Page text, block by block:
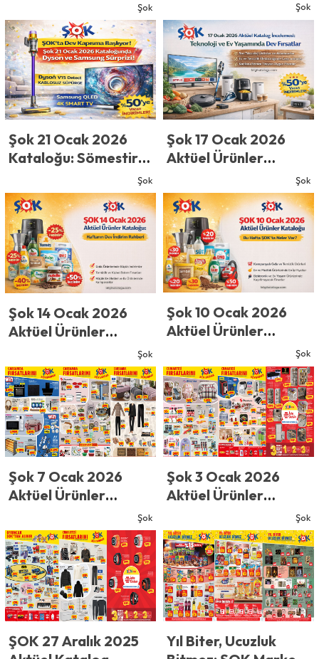
Kapanışına Özel
Çarşamba Fırsatları!
Şok
Oyuncak Rehberi
Şok
Şok 21 Ocak 2026
Kataloğu: Sömestir
Kaçırılmayacak
Fırsatlar!
Şok
Şok 17 Ocak 2026
Aktüel Ürünler
Sonu Fırsatlarında
Kış Şöleni!
Şok
Şok 14 Ocak 2026
Aktüel Ürünler
İkinci Büyük
Çarşamba İndirimi!
Şok
Şok 10 Ocak 2026
Aktüel Ürünler
Sonu Fırsatlarında
Kış Şöleni!
Şok
Şok 7 Ocak 2026
Aktüel Ürünler
İlk Büyük Fırsatları!
Şok
Şok 3 Ocak 2026
Aktüel Ürünler
Mevsimine Özel Dev
İndirim Rehberi
Şok
ŞOK 27 Aralık 2025
Yıl Biter, Ucuzluk